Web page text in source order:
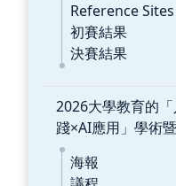
Reference Sites
初賽結果
決賽結果
2026大學教育的
踐×AI應用」學術
海報